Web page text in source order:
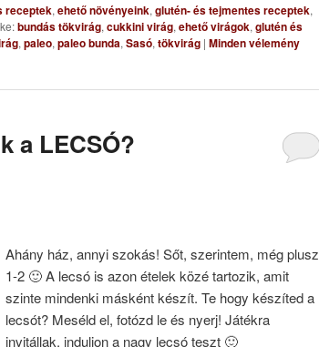
receptek, ehető növényeink, glutén- és tejmentes receptek,
bundás tökvirág, cukkini virág, ehető virágok, glutén és
, paleo, paleo bunda, Sasó, tökvirág | Minden vélemény
a LECSÓ?
Ahány ház, annyi szokás! Sőt, szerintem, még plusz
1-2 🙂 A lecsó is azon ételek közé tartozik, amit
szinte mindenki másként készít. Te hogy készíted a
lecsót? Meséld el, fotózd le és nyerj! Játékra
invitállak, induljon a nagy lecsó teszt 🙂